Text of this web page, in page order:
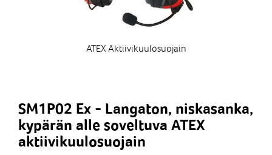
ATEX Aktiivikuulosuojain
SM1P02 Ex - Langaton, niskasanka,
kypärän alle soveltuva ATEX
aktiivikuulosuojain